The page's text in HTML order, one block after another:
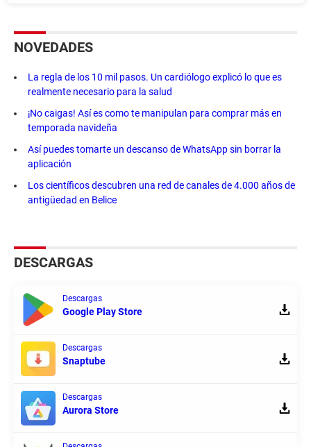
NOVEDADES
La regla de los 10 mil pasos. Un cardiólogo explicó lo que es
realmente necesario para la salud
¡No caigas! Así es como te manipulan para comprar más en
temporada navideña
Así puedes tomarte un descanso de WhatsApp sin borrar la
aplicación
Los científicos descubren una red de canales de 4.000 años de
antigüedad en Belice
DESCARGAS
Descargas
Google Play Store
Descargas
Snaptube
Descargas
Aurora Store